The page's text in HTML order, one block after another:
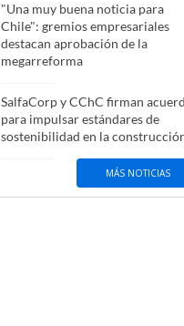
"Una muy buena noticia para
Chile": gremios empresariales
destacan aprobación de la
megarreforma
SalfaCorp y CChC firman
para impulsar estándares de
sostenibilidad en la
MÁS NOTICIAS